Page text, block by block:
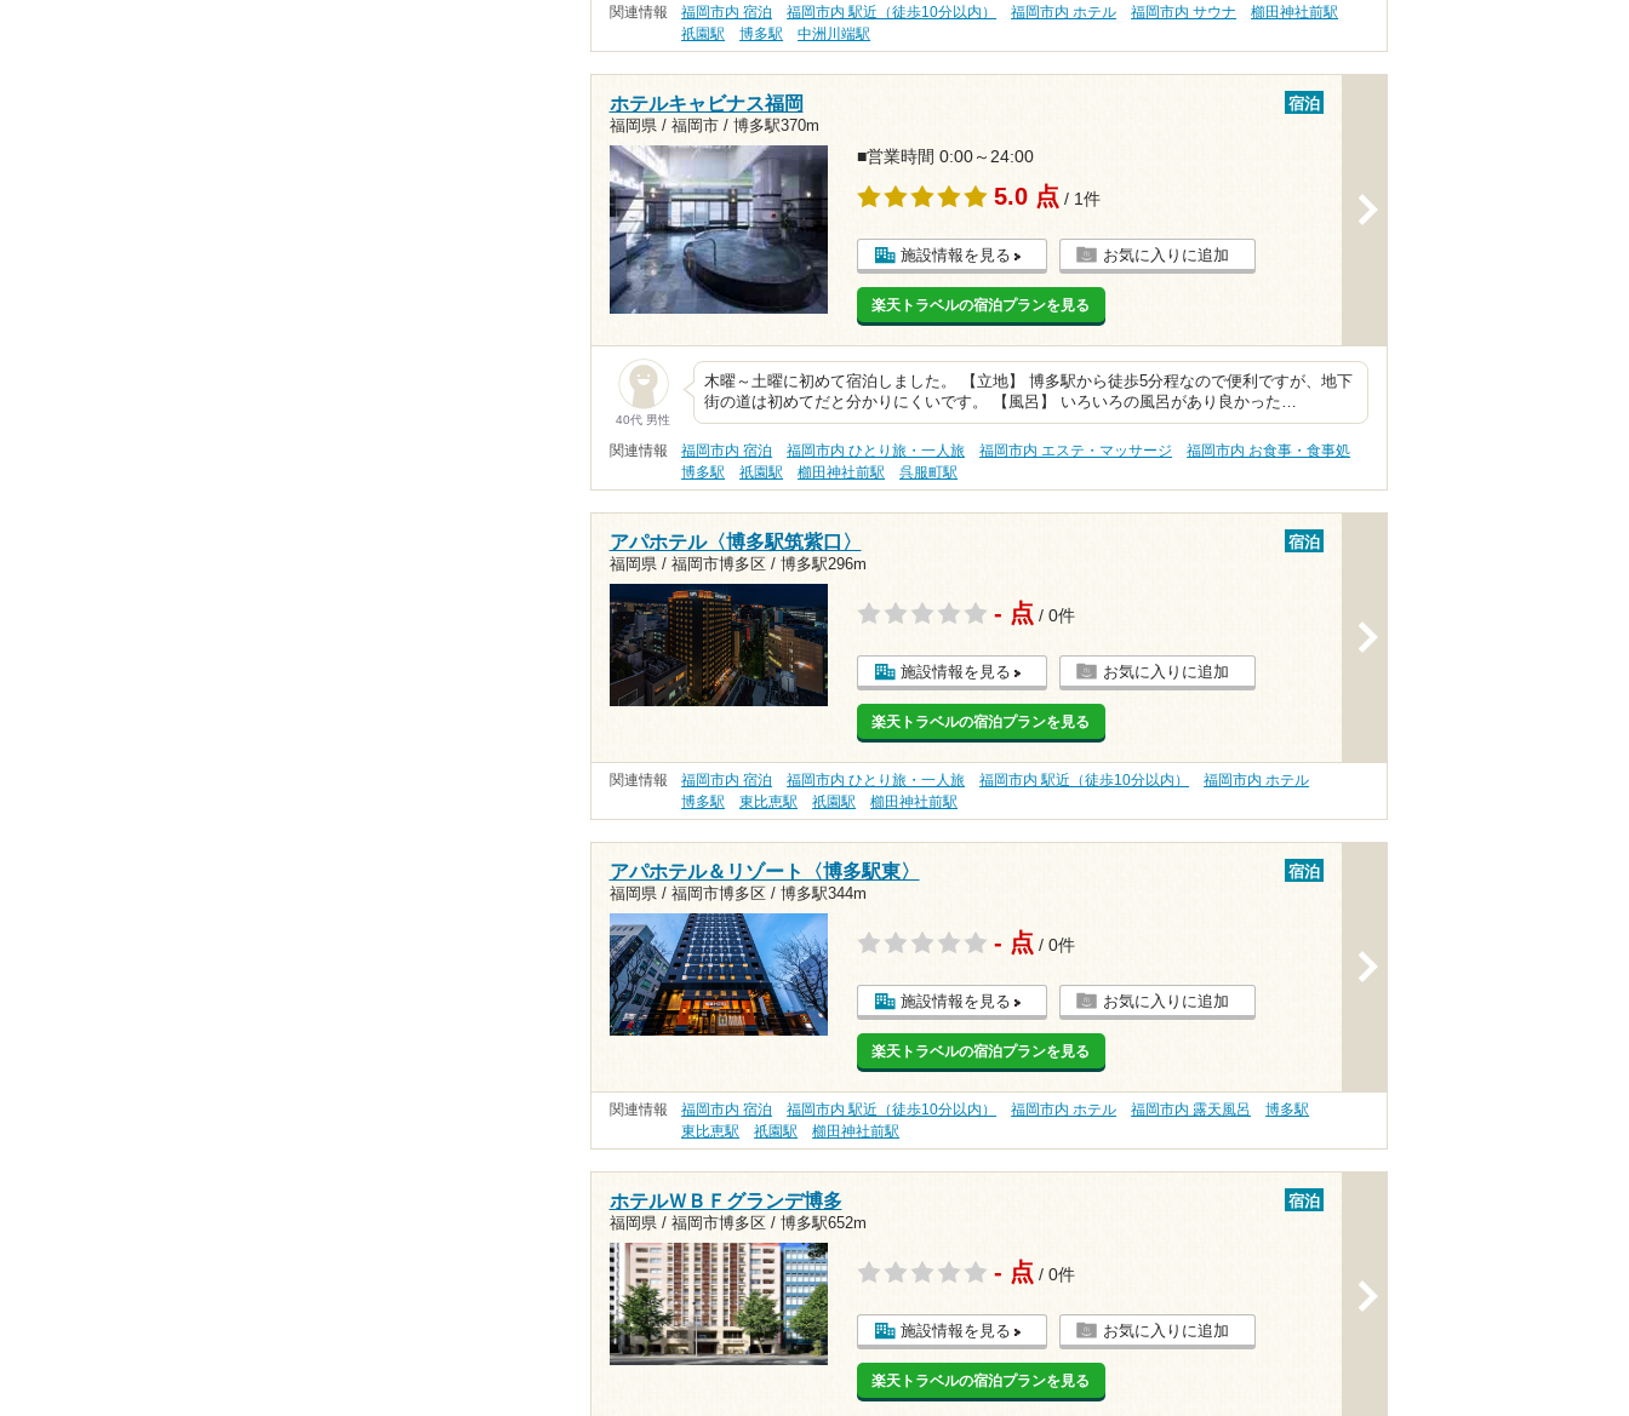
関連情報 福岡市内 宿泊 福岡市内 駅近（徒歩10分以内） 福岡市内 ホテル 福岡市内 サウナ
櫛田神社前駅
祇園駅
博多駅 中洲川端駅
ホテルキャビナス福岡
福岡県 / 福岡市 / 博多駅370m
宿泊
■営業時間 0:00～24:00
5.0 点 / 1件
施設情報を見る お気に入りに追加
楽天トラベルの宿泊プランを見る
40代 男性
木曜～土曜に初めて宿泊しました。 【立地】 博多駅から徒歩5分程なので便利ですが、地下
街の道は初めてだと分かりにくいです。 【風呂】 いろいろの風呂があり良かった…
関連情報 福岡市内 宿泊 福岡市内 ひとり旅・一人旅 福岡市内 エステ・マッサージ
福岡市内 お食事・食事処
博多駅
祇園駅 櫛田神社前駅 呉服町駅
アパホテル〈博多駅筑紫口〉
福岡県 / 福岡市博多区 / 博多駅296m
宿泊
- 点 / 0件
施設情報を見る お気に入りに追加
楽天トラベルの宿泊プランを見る
関連情報 福岡市内 宿泊 福岡市内 ひとり旅・一人旅 福岡市内 駅近（徒歩10分以内）
福岡市内 ホテル
博多駅
東比恵駅 祇園駅 櫛田神社前駅
アパホテル＆リゾート〈博多駅東〉
福岡県 / 福岡市博多区 / 博多駅344m
宿泊
- 点 / 0件
施設情報を見る お気に入りに追加
楽天トラベルの宿泊プランを見る
関連情報 福岡市内 宿泊 福岡市内 駅近（徒歩10分以内） 福岡市内 ホテル 福岡市内 露天風呂
博多駅
東比恵駅
祇園駅 櫛田神社前駅
ホテルＷＢＦグランデ博多
福岡県 / 福岡市博多区 / 博多駅652m
宿泊
- 点 / 0件
施設情報を見る お気に入りに追加
楽天トラベルの宿泊プランを見る